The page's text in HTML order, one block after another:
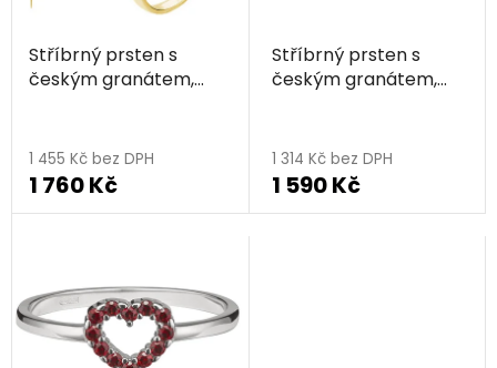
ů
Stříbrný prsten s
českým granátem,
1 455 Kč bez DPH
1 760 Kč
Stříbrný prsten s
českým granátem,
1 314 Kč bez DPH
1 590 Kč